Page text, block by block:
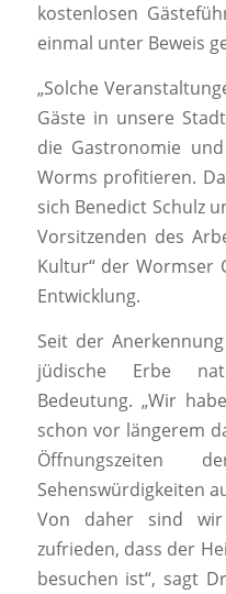
kostenlosen
einmal unter Beweis
„Solche
Gäste in unsere
die Gastronomie
Worms profitieren.
sich Benedict Schulz
Vorsitzenden des
Kultur“ der Wormser
Entwicklung.
Seit der
jüdische Erbe
Bedeutung. „Wir
schon vor längerem
Öffnungszeiten
Sehenswürdigkeiten
Von daher sind wir
zufrieden, dass der
besuchen ist“, sagt